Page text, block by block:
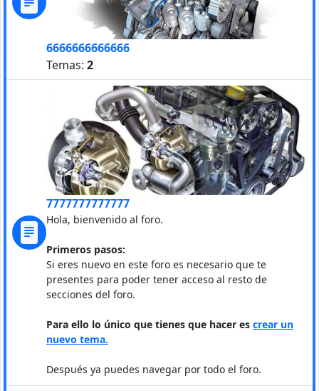
6666666666666
Temas: 2
7777777777777
Hola, bienvenido al foro.
Primeros pasos:
Si eres nuevo en este foro es necesario que te
presentes para poder tener acceso al resto de
secciones del foro.
Para ello lo único que tienes que hacer es crear un
nuevo tema.
Después ya puedes navegar por todo el foro.